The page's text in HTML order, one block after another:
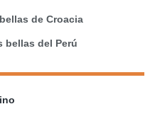
de Croacia
bellas del Perú